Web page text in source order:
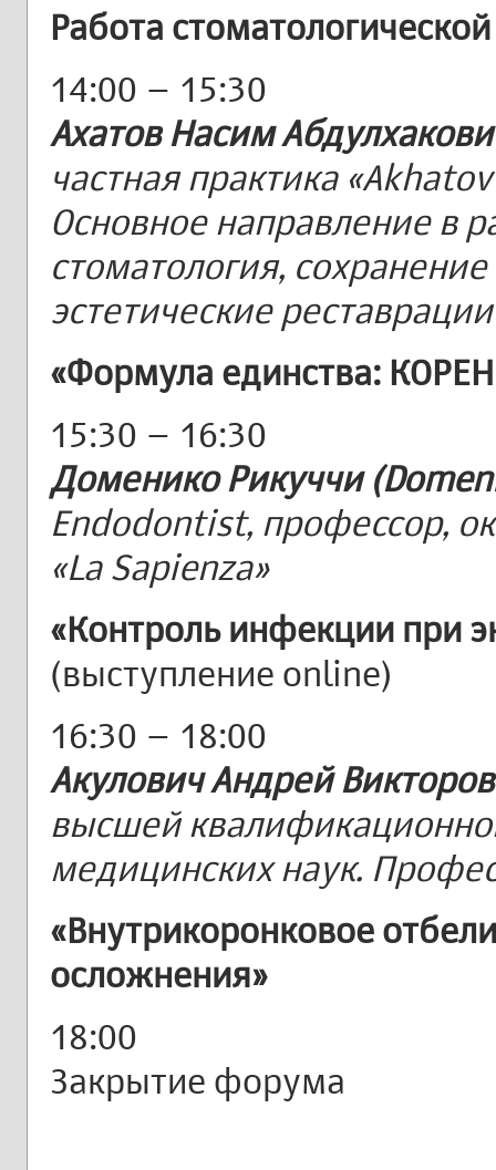
Работа
14:00 – 15:30
Ахатов Насим
частная практика
Основное направление в
стоматология,
эстетические
«Формула единства:
15:30 – 16:30
Доменико Рикуччи
Endodontist, профессор,
«La Sapienza»
«Контроль инфекции при
(выступление online)
16:30 – 18:00
Акулович Андрей
высшей
медицинских наук.
«Внутрикоронковое
осложнения»
18:00
Закрытие форума